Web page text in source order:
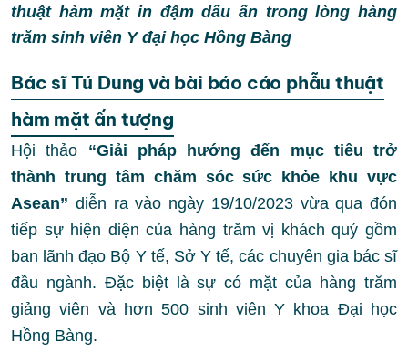
thuật hàm mặt in đậm dấu ấn trong lòng hàng
trăm sinh viên Y đại học Hồng Bàng
Bác sĩ Tú Dung và bài báo cáo phẫu thuật
hàm mặt ấn tượng
Hội thảo “Giải pháp hướng đến mục tiêu trở
thành trung tâm chăm sóc sức khỏe khu vực
Asean” diễn ra vào ngày 19/10/2023 vừa qua đón
tiếp sự hiện diện của hàng trăm vị khách quý gồm
ban lãnh đạo Bộ Y tế, Sở Y tế, các chuyên gia bác sĩ
đầu ngành. Đặc biệt là sự có mặt của hàng trăm
giảng viên và hơn 500 sinh viên Y khoa Đại học
Hồng Bàng.